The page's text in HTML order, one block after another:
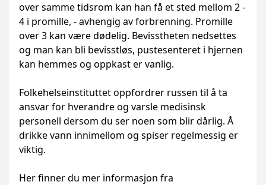
over samme tidsrom kan han få et sted mellom 2 -
4 i promille, - avhengig av forbrenning. Promille
over 3 kan være dødelig. Bevisstheten nedsettes
og man kan bli bevisstløs, pustesenteret i hjernen
kan hemmes og oppkast er vanlig.
Folkehelseinstituttet oppfordrer russen til å ta
ansvar for hverandre og varsle medisinsk
personell dersom du ser noen som blir dårlig. Å
drikke vann innimellom og spiser regelmessig er
viktig.
Her finner du mer informasjon fra